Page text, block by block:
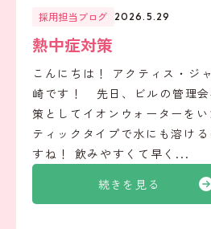
続きを見る
採用担当ブログ 2026.5.29
熱中症対策
こんにちは！ アクティス・ジ
崎です！ 先日、ビルの管理
策としてイオンウォーターを
ティックタイプで水にも溶け
すね！ 飲みやすくて早く...